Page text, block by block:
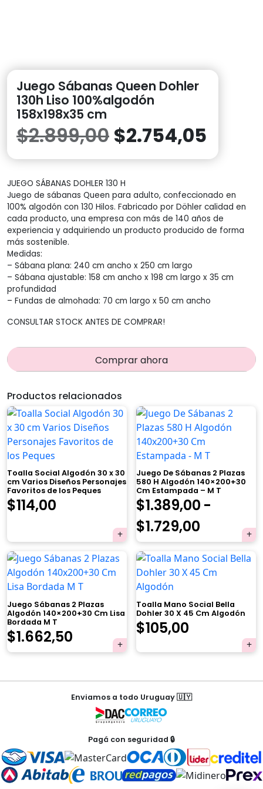
Juego Sábanas Queen Dohler
130h Liso 100%algodón
158x198x35 cm
$2.899,00 El
precio
original
era:
$2.754,05
es:
JUEGO SÁBANAS DOHLER 130 H
Juego de sábanas Queen para adulto, confeccionado en
100% algodón con 130 Hilos. Fabricado por Döhler calidad en
cada producto, una empresa con más de 140 años de
experiencia y adquiriendo un producto producido de forma
más sostenible.
Medidas:
– Sábana plana: 240 cm ancho x 250 cm largo
– Sábana ajustable: 158 cm ancho x 198 cm largo x 35 cm
profundidad
– Fundas de almohada: 70 cm largo x 50 cm ancho
CONSULTAR STOCK ANTES DE COMPRAR!
Comprar ahora
Productos relacionados
Toalla Social Algodón 30 x 30
cm Varios Diseños Personajes
Favoritos de los Peques
El
original
era:
$120,00.
$114,00
actual
es:
$114,00.
Juego De Sábanas 2 Plazas
580 H Algodón 140×200+30
Cm Estampada – M T
$1.389,00 -
$1.729,00 Rango
de
precios:
$1.729,00
Juego Sábanas 2 Plazas
Algodón 140×200+30 Cm Lisa
Bordada M T
El
precio
original
$1.662,50
precio
actual
es:
$1.662,50.
Toalla Mano Social Bella
Dohler 30 X 45 Cm Algodón
El
precio
era:
$119,00.
$105,00
precio
es:
NavegaciónEnviamos a todo Uruguay 🇺🇾
Pagá con seguridad 🔒
×
Tu carrito está vacío.
Agregá un producto y aparecerá acá